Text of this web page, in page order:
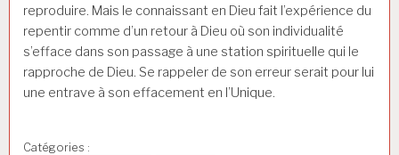
reproduire. Mais le connaissant en Dieu fait l’expérience du
repentir comme d’un retour à Dieu où son individualité
s’efface dans son passage à une station spirituelle qui le
rapproche de Dieu. Se rappeler de son erreur serait pour lui
une entrave à son effacement en l’Unique.
Catégories :